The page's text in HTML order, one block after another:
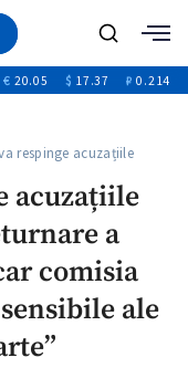
Ştiri
Video
ZdGust
€ 20.05 $ 17.37 ₽ 0.214
respinge acuzațiile
acuzațiile
a
comisia
ale